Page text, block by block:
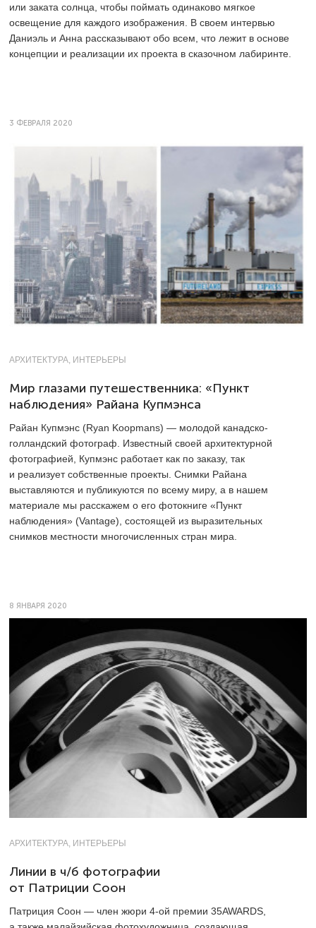
или заката солнца, чтобы поймать одинаково мягкое
освещение для каждого изображения. В своем интервью
Даниэль и Анна рассказывают обо всем, что лежит в основе
концепции и реализации их проекта в сказочном лабиринте.
3 ФЕВРАЛЯ 2020
АРХИТЕКТУРА, ИНТЕРЬЕРЫ
Мир глазами путешественника: «Пункт
наблюдения» Райана Купмэнса
Райан Купмэнс (Ryan Koopmans) — молодой канадско-
голландский фотограф. Известный своей архитектурной
фотографией, Купмэнс работает как по заказу, так
и реализует собственные проекты. Снимки Райана
выставляются и публикуются по всему миру, а в нашем
материале мы расскажем о его фотокниге «Пункт
наблюдения» (Vantage), состоящей из выразительных
снимков местности многочисленных стран мира.
8 ЯНВАРЯ 2020
АРХИТЕКТУРА, ИНТЕРЬЕРЫ
Линии в ч/б фотографии
от Патриции Соон
Патриция Соон — член жюри 4-ой премии 35AWARDS,